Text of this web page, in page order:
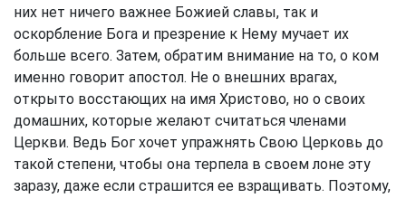
них нет ничего важнее Божией славы, так и
оскорбление Бога и презрение к Нему мучает их
больше всего. Затем, обратим внимание на то, о ком
именно говорит апостол. Не о внешних врагах,
открыто восстающих на имя Христово, но о своих
домашних, которые желают считаться членами
Церкви. Ведь Бог хочет упражнять Свою Церковь до
такой степени, чтобы она терпела в своем лоне эту
заразу, даже если страшится ее взращивать. Поэтому,